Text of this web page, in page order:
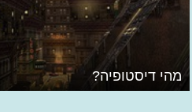
מהי דיסטופיה?